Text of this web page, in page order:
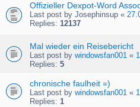
Offizieller Dexpot-Word
Last post by Josephinsup «
Replies: 12137
Mal wieder ein Reisebericht
Last post by windowsfan001 «
Replies: 5
chronische faulheit =)
Last post by windowsfan001 «
Replies: 1